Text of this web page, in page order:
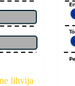
lihvija